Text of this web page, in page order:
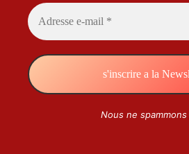
Nous ne spammons